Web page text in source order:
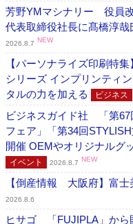
芳野YMマシナリー 役員改
代表取締役社長に髙橋淳哉
2026.8.7 NEW
【パーソナライズ印刷特
シリーズ インプリンティ
タルの力を加える
ビジネス
ビジネスガイド社 「第67
フェア」「第34回
開催 OEMやオリジナルグ
イベント 2026.8.7 NEW
【倒産情報 大阪府】富
2026.8.6
ヒサゴ 「FUJIPLA」から